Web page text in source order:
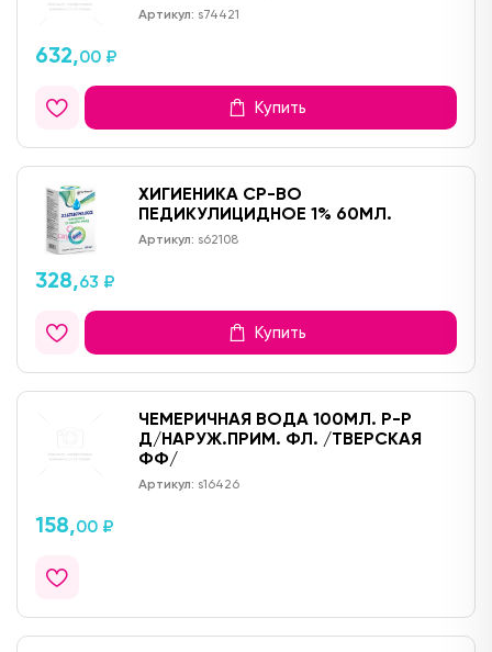
Артикул: s74421
632,00 ₽
Купить
ХИГИЕНИКА СР-ВО
ПЕДИКУЛИЦИДНОЕ 1% 60МЛ.
Артикул: s62108
328,63 ₽
Купить
ЧЕМЕРИЧНАЯ ВОДА 100МЛ. Р-Р
Д/НАРУЖ.ПРИМ. ФЛ. /ТВЕРСКАЯ
ФФ/
Артикул: s16426
158,00 ₽